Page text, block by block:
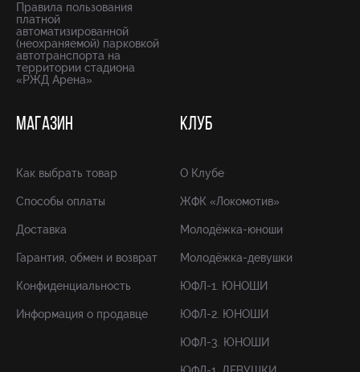
Правила пользования
платной
автоматизированной
(неохраняемой) парковкой
автотранспорта на
территории стадиона
«РЖД Арена»
МАГАЗИН
Как выбрать товар
Способы оплаты
Доставка
Гарантия, обмен и возврат
Конфиденциальность
Информация о продавце
КЛУБ
О Клубе
ЖФК «Локомотив»
Молодёжка-юноши
Молодёжка-девушки
ЮФЛ-1. ЮНОШИ
ЮФЛ-2. ЮНОШИ
ЮФЛ-3. ЮНОШИ